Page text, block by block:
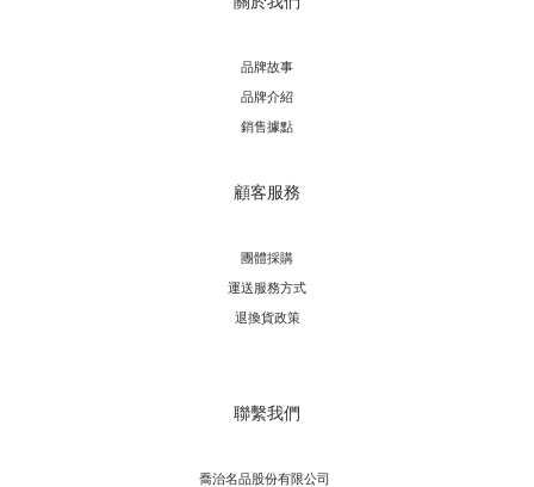
品牌故事
品牌介紹
銷售據點
顧客服務
團體採購
運送服務方式
退換貨政策
聯繫我們
喬治名品股份有限公司